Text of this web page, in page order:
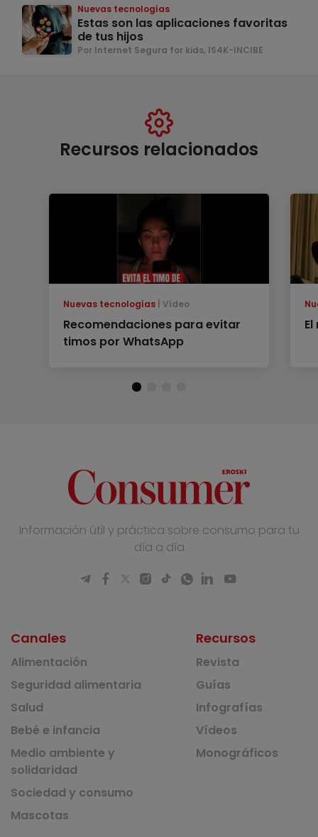
Nuevas tecnologías
Estas son las aplicaciones favoritas
de tus hijos
Por Internet Segura for kids, IS4K-INCIBE
Recursos relacionados
Nuevas tecnologías Vídeo
Recomendaciones para evitar
timos por WhatsApp
Información útil y práctica sobre consumo para tu
día a día
Canales
Alimentación
Seguridad alimentaria
Salud
Bebé e infancia
Medio ambiente y
solidaridad
Sociedad y consumo
Mascotas
Recursos
Revista
Guías
Infografías
Vídeos
Monográficos